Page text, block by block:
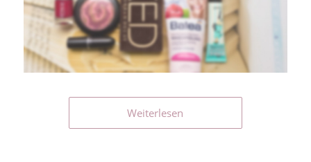
Weiterlesen